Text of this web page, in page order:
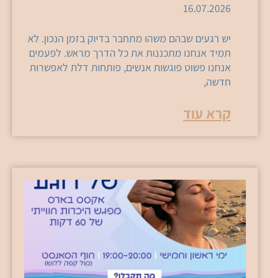
16.07.2026
יש רגעים שבהם משהו מתחבר בדיוק בזמן הנכון. לא
תמיד אנחנו מתכננות את כל הדרך מראש. לפעמים
אנחנו פשוט פוגשות אנשים, פותחות דלת לאפשרות
חדשה,
קרא עוד